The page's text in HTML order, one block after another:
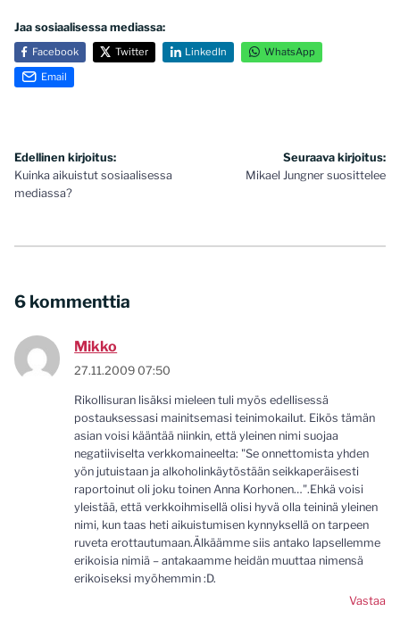
Jaa sosiaalisessa mediassa:
Facebook Twitter LinkedIn WhatsApp
Email
Artikkelien
selaus
Edellinen kirjoitus:
Kuinka aikuistut sosiaalisessa
mediassa?
Seuraava kirjoitus:
Mikael Jungner suosittelee
6 kommenttia
Mikko
27.11.2009 07:50
Rikollisuran lisäksi mieleen tuli myös edellisessä
postauksessasi mainitsemasi teinimokailut. Eikös tämän
asian voisi kääntää niinkin, että yleinen nimi suojaa
negatiiviselta verkkomaineelta: "Se onnettomista yhden
yön jutuistaan ja alkoholinkäytöstään seikkaperäisesti
raportoinut oli joku toinen Anna Korhonen…".Ehkä voisi
yleistää, että verkkoihmisellä olisi hyvä olla teininä yleinen
nimi, kun taas heti aikuistumisen kynnyksellä on tarpeen
ruveta erottautumaan.Älkäämme siis antako lapsellemme
erikoisia nimiä – antakaamme heidän muuttaa nimensä
erikoiseksi myöhemmin :D.
Vastaa